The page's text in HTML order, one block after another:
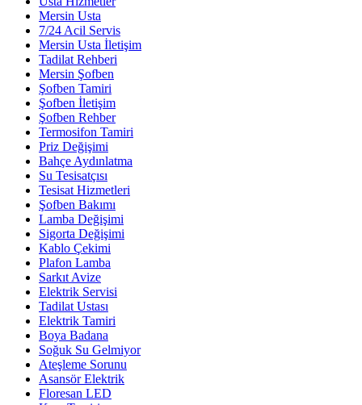
Mersin Usta
7/24 Acil Servis
Mersin Usta İletişim
Tadilat Rehberi
Mersin Şofben
Şofben Tamiri
Şofben İletişim
Şofben Rehber
Termosifon Tamiri
Priz Değişimi
Bahçe Aydınlatma
Su Tesisatçısı
Tesisat Hizmetleri
Şofben Bakımı
Lamba Değişimi
Sigorta Değişimi
Kablo Çekimi
Plafon Lamba
Sarkıt Avize
Elektrik Servisi
Tadilat Ustası
Elektrik Tamiri
Boya Badana
Soğuk Su Gelmiyor
Ateşleme Sorunu
Asansör Elektrik
Floresan LED